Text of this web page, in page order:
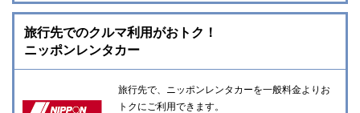
旅行先でのクルマ利用がおトク！
ニッポンレンタカー
旅行先で、ニッポンレンタカーを一般料金よりお
トクにご利用できます。